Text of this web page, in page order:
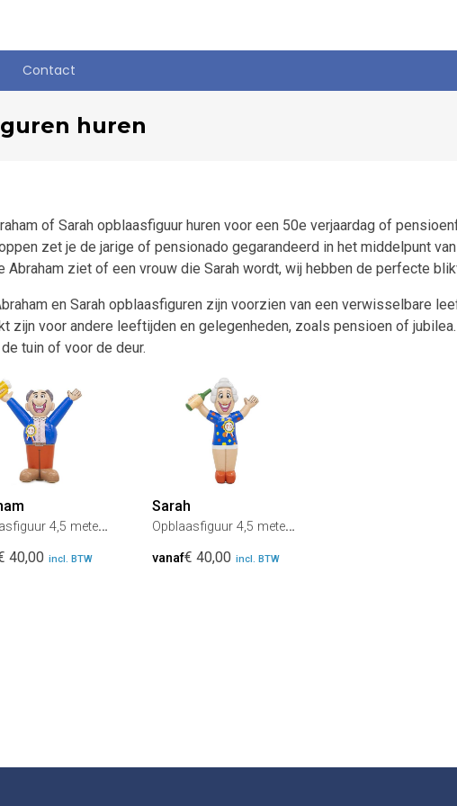
Contact
huren
of Sarah opblaasfiguur huren voor een 50e verjaardag of
zet je de jarige of pensionado gegarandeerd in het middelpunt
Abraham ziet of een vrouw die Sarah wordt, wij hebben de perfecte
en Sarah opblaasfiguren zijn voorzien van een verwisselbare
zijn voor andere leeftijden en gelegenheden, zoals pensioen of
tuin of voor de deur.
4,5 meter
40,00 incl. BTW
Sarah
Opblaasfiguur 4,5 meter
vanaf€ 40,00 incl. BTW